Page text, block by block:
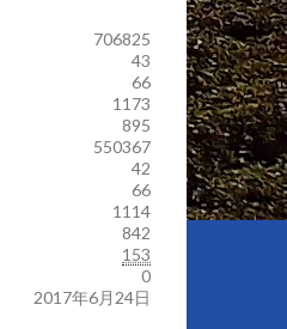
706825
43
66
1173
895
550367
42
66
1114
842
153
0
2017年6月24日